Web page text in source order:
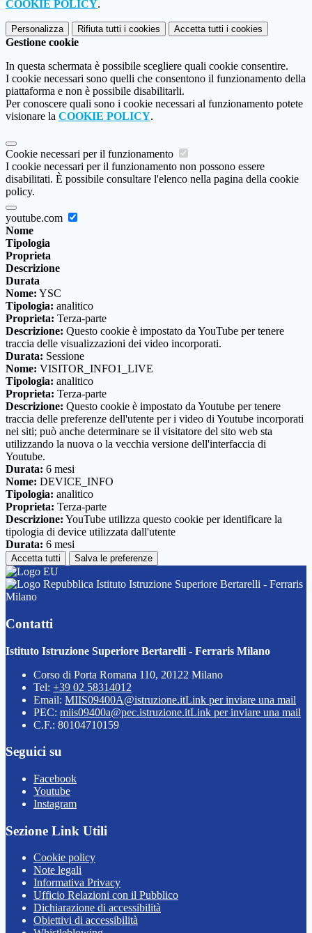
COOKIE POLICY.
Personalizza Rifiuta tutti i cookies Accetta tutti i cookies
Gestione cookie
In questa schermata è possibile scegliere quali cookie consentire.
I cookie necessari sono quelli che consentono il funzionamento della
piattaforma e non è possibile disabilitarli.
Per conoscere quali sono i cookie necessari al funzionamento potete
visionare la COOKIE POLICY.
Cookie necessari per il funzionamento
I cookie necessari per il funzionamento non possono essere
disabilitati. È possibile consultare l'elenco nella pagina della cookie
policy.
youtube.com
Nome
Tipologia
Proprieta
Descrizione
Durata
Nome: YSC
Tipologia: analitico
Proprieta: Terza-parte
Descrizione: Questo cookie è impostato da YouTube per tenere
traccia delle visualizzazioni dei video incorporati.
Durata: Sessione
Nome: VISITOR_INFO1_LIVE
Tipologia: analitico
Proprieta: Terza-parte
Descrizione: Questo cookie è impostato da Youtube per tenere
traccia delle preferenze dell'utente per i video di Youtube incorporati
nei siti; può anche determinare se il visitatore del sito web sta
utilizzando la nuova o la vecchia versione dell'interfaccia di
Youtube.
Durata: 6 mesi
Nome: DEVICE_INFO
Tipologia: analitico
Proprieta: Terza-parte
Descrizione: YouTube utilizza questo cookie per identificare la
tipologia di device utilizzata dall'utente
Durata: 6 mesi
Accetta tutti Salva le preferenze
Istituto Istruzione Superiore Bertarelli - Ferraris
Milano
Contatti
Istituto Istruzione Superiore Bertarelli - Ferraris Milano
Corso di Porta Romana 110, 20122 Milano
Tel: +39 02 58314012
Email: MIIS09400A@istruzione.itLink per inviare una mail
PEC: miis09400a@pec.istruzione.itLink per inviare una mail
C.F.: 80104710159
Seguici su
Facebook
Youtube
Instagram
Sezione Link Utili
Cookie policy
Note legali
Informativa Privacy
Ufficio Relazioni con il Pubblico
Dichiarazione di accessibilità
Obiettivi di accessibilità